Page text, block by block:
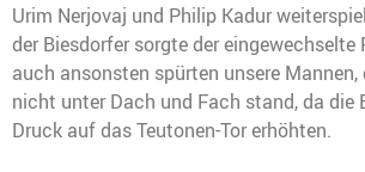
Urim Nerjovaj und Philip Kadur
der Biesdorfer sorgte der eingewechselte
auch ansonsten spürten unsere Mannen,
nicht unter Dach und Fach stand, da die
Druck auf das Teutonen-Tor erhöhten.